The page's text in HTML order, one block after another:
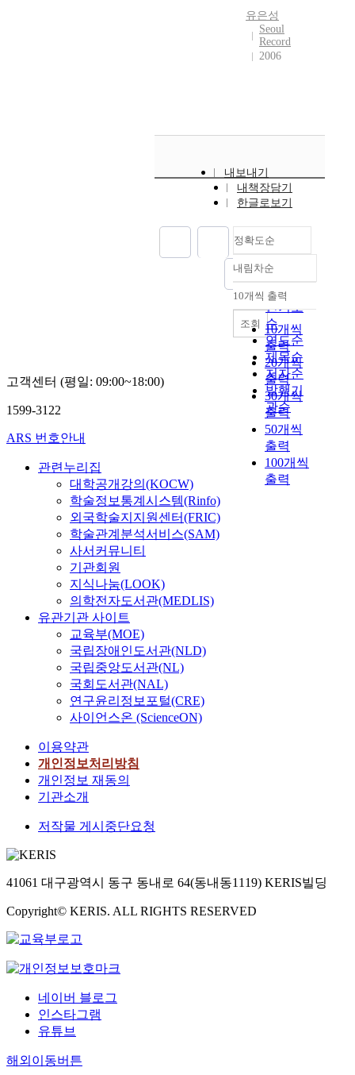
유은성
Seoul
Record
2006
내보내기
내책장담기
한글로보기
정확도순
정확도
순
인기도
순
연도순
제목순
저자순
발행기
관순
내림차순
내림차순
10개씩 출력
10개씩
출력
20개씩
출력
30개씩
출력
50개씩
출력
100개씩
출력
조회
고객센터 (평일: 09:00~18:00)
1599-3122
ARS 번호안내
관련누리집
대학공개강의(KOCW)
학술정보통계시스템(Rinfo)
외국학술지지원센터(FRIC)
학술관계분석서비스(SAM)
사서커뮤니티
기관회원
지식나눔(LOOK)
의학전자도서관(MEDLIS)
유관기관 사이트
교육부(MOE)
국립장애인도서관(NLD)
국립중앙도서관(NL)
국회도서관(NAL)
연구윤리정보포털(CRE)
사이언스온 (ScienceON)
이용약관
개인정보처리방침
개인정보 재동의
기관소개
저작물 게시중단요청
41061 대구광역시 동구 동내로 64(동내동1119) KERIS빌딩
Copyright© KERIS. ALL RIGHTS RESERVED
네이버 블로그
인스타그램
유튜브
해외이동버튼